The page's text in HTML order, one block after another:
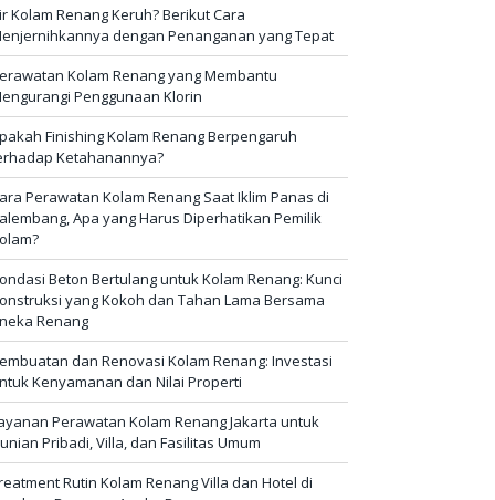
Kolam Renang Keruh? Berikut Cara
dengan Penanganan yang Tepat
Kolam Renang yang Membantu
Penggunaan Klorin
Finishing Kolam Renang Berpengaruh
Ketahanannya?
Perawatan Kolam Renang Saat Iklim Panas di
Apa yang Harus Diperhatikan Pemilik
Beton Bertulang untuk Kolam Renang: Kunci
yang Kokoh dan Tahan Lama Bersama
Renang
dan Renovasi Kolam Renang: Investasi
Kenyamanan dan Nilai Properti
Perawatan Kolam Renang Jakarta untuk
Pribadi, Villa, dan Fasilitas Umum
Rutin Kolam Renang Villa dan Hotel di